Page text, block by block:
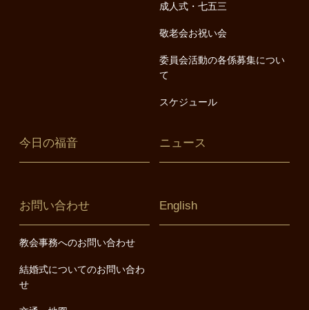
成人式・七五三
敬老会お祝い会
委員会活動の各係募集につい
て
スケジュール
今日の福音 ニュース
お問い合わせ
教会事務へのお問い合わせ
結婚式についてのお問い合わ
せ
English